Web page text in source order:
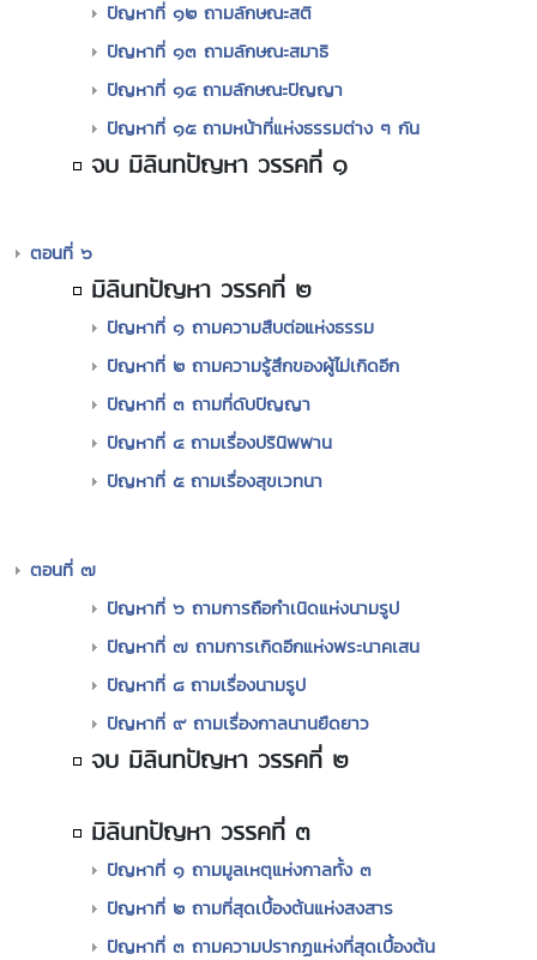
ปัญหาที่ ๑๒ ถามลักษณะสติ
ปัญหาที่ ๑๓ ถามลักษณะสมาธิ
ปัญหาที่ ๑๔ ถามลักษณะปัญญา
ปัญหาที่ ๑๕ ถามหน้าที่แห่งธรรมต่าง ๆ กัน
จบ มิลินทปัญหา วรรคที่ ๑
ตอนที่ ๖
มิลินทปัญหา วรรคที่ ๒
ปัญหาที่ ๑ ถามความสืบต่อแห่งธรรม
ปัญหาที่ ๒ ถามความรู้สึกของผู้ไม่เกิดอีก
ปัญหาที่ ๓ ถามที่ดับปัญญา
ปัญหาที่ ๔ ถามเรื่องปรินิพพาน
ปัญหาที่ ๕ ถามเรื่องสุขเวทนา
ตอนที่ ๗
ปัญหาที่ ๖ ถามการถือกำเนิดแห่งนามรูป
ปัญหาที่ ๗ ถามการเกิดอีกแห่งพระนาคเสน
ปัญหาที่ ๘ ถามเรื่องนามรูป
ปัญหาที่ ๙ ถามเรื่องกาลนานยืดยาว
จบ มิลินทปัญหา วรรคที่ ๒
มิลินทปัญหา วรรคที่ ๓
ปัญหาที่ ๑ ถามมูลเหตุแห่งกาลทั้ง ๓
ปัญหาที่ ๒ ถามที่สุดเบื้องต้นแห่งสงสาร
ปัญหาที่ ๓ ถามความปรากฏแห่งที่สุดเบื้องต้น